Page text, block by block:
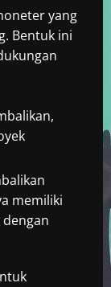
yang
Bentuk ini
memiliki